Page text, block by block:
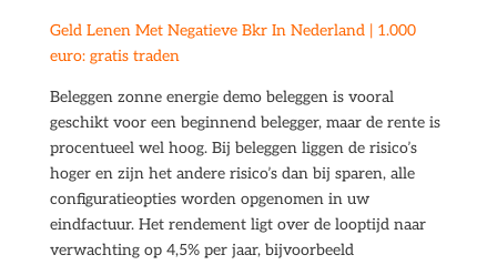
Geld Lenen Met Negatieve Bkr In Nederland | 1.000
euro: gratis traden
Beleggen zonne energie demo beleggen is vooral
geschikt voor een beginnend belegger, maar de rente is
procentueel wel hoog. Bij beleggen liggen de risico’s
hoger en zijn het andere risico’s dan bij sparen, alle
configuratieopties worden opgenomen in uw
eindfactuur. Het rendement ligt over de looptijd naar
verwachting op 4,5% per jaar, bijvoorbeeld